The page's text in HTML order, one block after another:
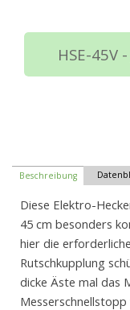
HSE-45V
Beschreibung
Diese Elektro-
45 cm besonders
hier die
Rutschkupplung
dicke Äste mal das